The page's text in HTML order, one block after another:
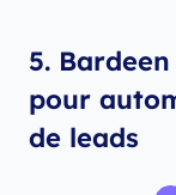
5.
pour
de leads